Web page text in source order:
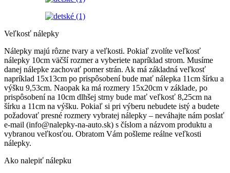
Veľkosť nálepky
Nálepky majú rôzne tvary a veľkosti. Pokiaľ zvolíte veľkosť
nálepky 10cm väčší rozmer a vyberiete napríklad strom. Musíme
danej nálepke zachovať pomer strán. Ak má základná veľkosť
napríklad 15x13cm po prispôsobení bude mať nálepka 11cm šírku a
výšku 9,53cm. Naopak ka má rozmery 15x20cm v základe, po
prispôsobení na 10cm dlhšej strny bude mať veľkosť 8,25cm na
šírku a 11cm na výšku. Pokiaľ si pri výberu nebudete istý a budete
požadovať presné rozmery vybratej nálepky – neváhajte nám poslať
e-mail (info@nalepky-na-auto.sk) s číslom a názvom produktu a
vybranou veľkosťou. Obratom Vám pošleme reálne veľkosti
nálepky.
Ako nalepiť nálepku